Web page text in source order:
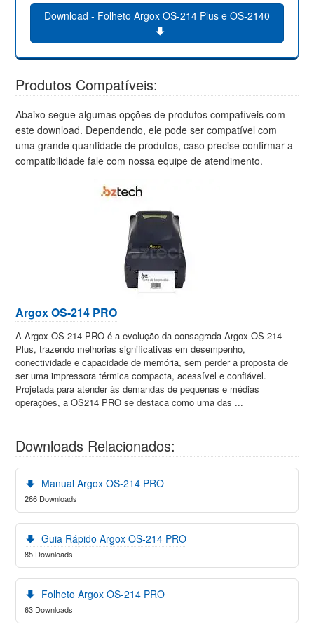
Produtos Compatíveis:
Abaixo segue algumas opções de produtos compatíveis com
este download. Dependendo, ele pode ser compatível com
uma grande quantidade de produtos, caso precise confirmar a
compatibilidade fale com nossa equipe de atendimento.
Argox OS-214 PRO
A Argox OS-214 PRO é a evolução da consagrada Argox OS-214
Plus, trazendo melhorias significativas em desempenho,
conectividade e capacidade de memória, sem perder a proposta de
ser uma impressora térmica compacta, acessível e confiável.
Projetada para atender às demandas de pequenas e médias
operações, a OS214 PRO se destaca como uma das ...
Downloads Relacionados:
Manual Argox OS-214 PRO
266 Downloads
Guia Rápido Argox OS-214 PRO
85 Downloads
Folheto Argox OS-214 PRO
63 Downloads